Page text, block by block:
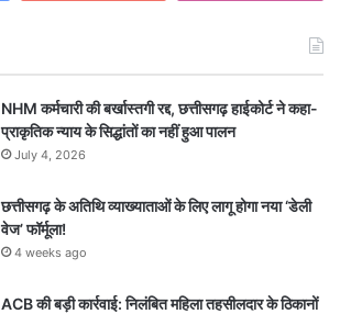
NHM कर्मचारी की बर्खास्तगी रद्द, छत्तीसगढ़ हाईकोर्ट ने कहा-
प्राकृतिक न्याय के सिद्धांतों का नहीं हुआ पालन
July 4, 2026
छत्तीसगढ़ के अतिथि व्याख्याताओं के लिए लागू होगा नया ‘डेली
वेज’ फॉर्मूला!
4 weeks ago
ACB की बड़ी कार्रवाई: निलंबित महिला तहसीलदार के ठिकानों